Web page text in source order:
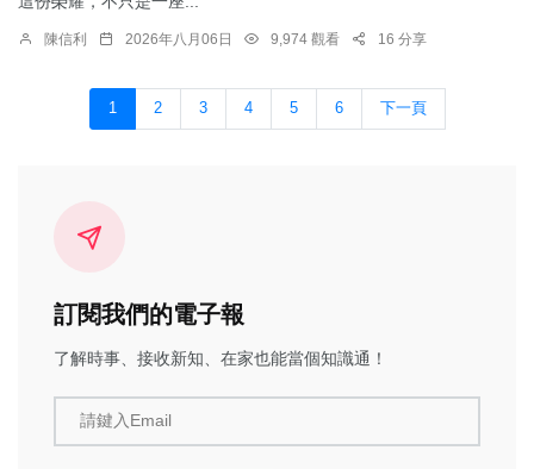
陳信利 2026年八月06日 9,974 觀看 16 分享
1 2 3 4 5 6 下一頁
訂閱我們的電子報
了解時事、接收新知、在家也能當個知識通！
請鍵入Email